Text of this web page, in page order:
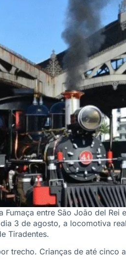
entre São João del Rei
3 de agosto, a locomotiva
Tiradentes.
trecho. Crianças de até cinco